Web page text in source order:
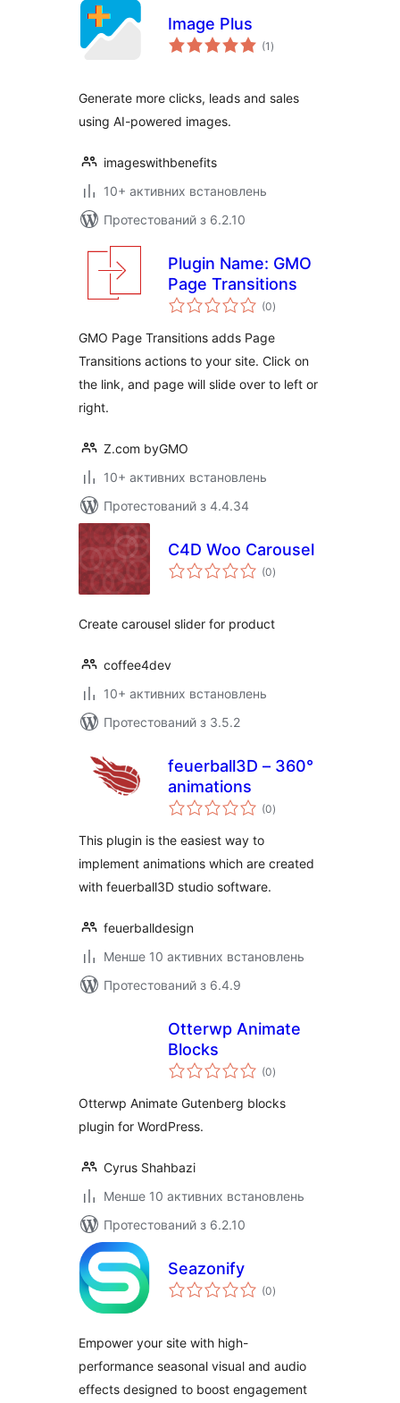
Image Plus
(1 загальний
рейтинг
)
Generate more clicks, leads and sales
using AI-powered images.
imageswithbenefits
10+ активних встановлень
Протестований з 6.2.10
Plugin Name: GMO
Page Transitions
(0загальний
рейтинг
)
GMO Page Transitions adds Page
Transitions actions to your site. Click on
the link, and page will slide over to left or
right.
Z.com byGMO
10+ активних встановлень
Протестований з 4.4.34
C4D Woo Carousel
(0загальний
рейтинг
)
Create carousel slider for product
coffee4dev
10+ активних встановлень
Протестований з 3.5.2
feuerball3D – 360°
animations
(0загальний
рейтинг
)
This plugin is the easiest way to
implement animations which are created
with feuerball3D studio software.
feuerballdesign
Менше 10 активних встановлень
Протестований з 6.4.9
Otterwp Animate
Blocks
(0загальний
рейтинг
)
Otterwp Animate Gutenberg blocks
plugin for WordPress.
Cyrus Shahbazi
Менше 10 активних встановлень
Протестований з 6.2.10
Seazonify
(0загальний
рейтинг
)
Empower your site with high-
performance seasonal visual and audio
effects designed to boost engagement